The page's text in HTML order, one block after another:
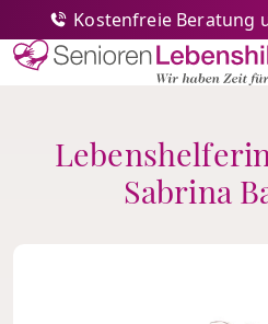
Kostenfreie Beratung
Sabrina